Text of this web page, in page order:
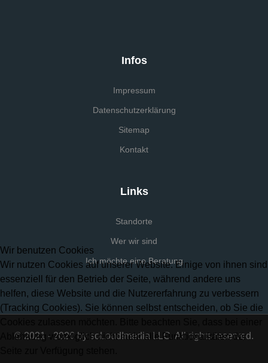
Infos
Impressum
Datenschutzerklärung
Sitemap
Kontakt
Links
Standorte
Wer wir sind
Ich möchte eine Beratung
© 2021 - 2026 by soLoud!media LLC. All rights reserved.
Wir benutzen Cookies
Wir nutzen Cookies auf unserer Website. Einige von ihnen sind
essenziell für den Betrieb der Seite, während andere uns
helfen, diese Website und die Nutzererfahrung zu verbessern
(Tracking Cookies). Sie können selbst entscheiden, ob Sie die
Ablehnung womöglich nicht mehr alle Funktionalitäten der